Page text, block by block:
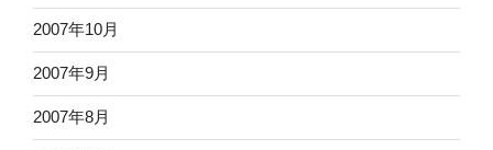
2007年10月
2007年9月
2007年8月